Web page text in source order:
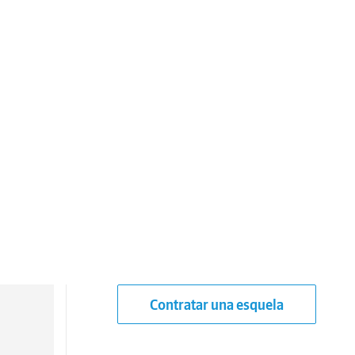
Contratar una esquela